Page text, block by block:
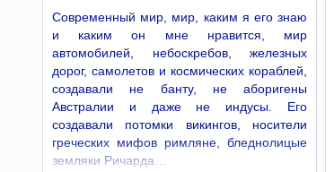
25.04.26
На горизонте -
Африка
Тарифа (Испания)
Современный мир, мир, каким я его знаю
и каким он мне нравится, мир
автомобилей, небоскребов, железных
дорог, самолетов и космических кораблей,
создавали не банту, не аборигены
Австралии и даже не индусы. Его
создавали потомки викингов, носители
греческих мифов римляне, бледнолицые
земляки Ричарда…